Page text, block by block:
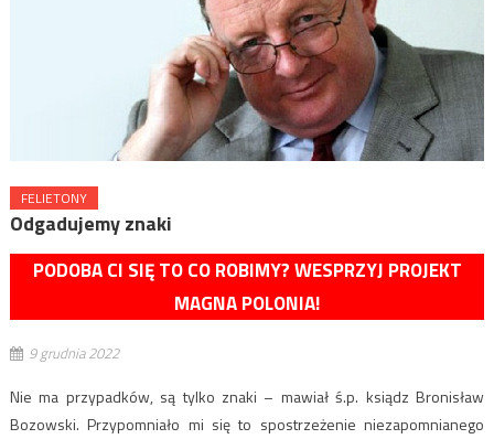
FELIETONY
Odgadujemy znaki
PODOBA CI SIĘ TO CO ROBIMY? WESPRZYJ PROJEKT
MAGNA POLONIA!
9 grudnia 2022
Nie ma przypadków, są tylko znaki – mawiał ś.p. ksiądz Bronisław
Bozowski. Przypomniało mi się to spostrzeżenie niezapomnianego